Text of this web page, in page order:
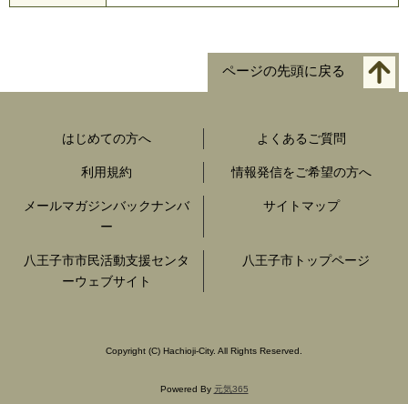
ページの先頭に戻る
はじめての方へ よくあるご質問
利用規約 情報発信をご希望の方へ
メールマガジンバックナンバ
ー
サイトマップ
八王子市市民活動支援センタ
ーウェブサイト
八王子市トップページ
Copyright (C) Hachioji-City. All Rights Reserved.
Powered By 元気365